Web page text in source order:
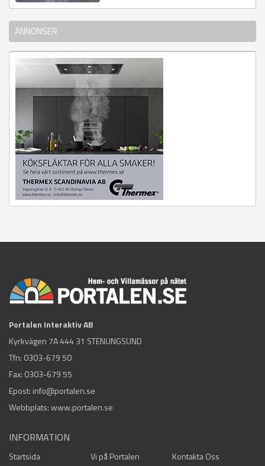
ANNONSER
Portalen Interaktiv AB
Kyrkvägen 7A 444 31 STENUNGSUND
Tfn: 0303-679 50
Fax: 0303-679 55
Epost: info@portalen.se
Webbplats: www.portalen.se
INFORMATION
Startsida Vi på Portalen Kontakta Oss